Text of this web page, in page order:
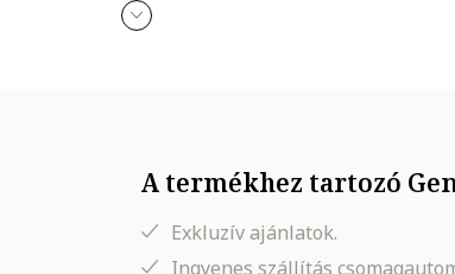
A termékhez tartozó
Exkluzív ajánlatok.
Ingyenes szállítás